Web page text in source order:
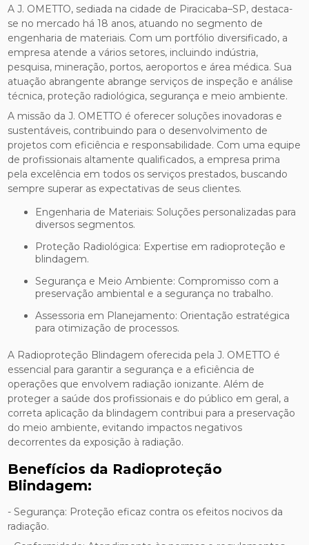
A J. OMETTO, sediada na cidade de Piracicaba–SP, destaca-
se no mercado há 18 anos, atuando no segmento de
engenharia de materiais. Com um portfólio diversificado, a
empresa atende a vários setores, incluindo indústria,
pesquisa, mineração, portos, aeroportos e área médica. Sua
atuação abrangente abrange serviços de inspeção e análise
técnica, proteção radiológica, segurança e meio ambiente.
A missão da J. OMETTO é oferecer soluções inovadoras e
sustentáveis, contribuindo para o desenvolvimento de
projetos com eficiência e responsabilidade. Com uma equipe
de profissionais altamente qualificados, a empresa prima
pela excelência em todos os serviços prestados, buscando
sempre superar as expectativas de seus clientes.
Engenharia de Materiais: Soluções personalizadas para
diversos segmentos.
Proteção Radiológica: Expertise em radioproteção e
blindagem.
Segurança e Meio Ambiente: Compromisso com a
preservação ambiental e a segurança no trabalho.
Assessoria em Planejamento: Orientação estratégica
para otimização de processos.
A Radioproteção Blindagem oferecida pela J. OMETTO é
essencial para garantir a segurança e a eficiência de
operações que envolvem radiação ionizante. Além de
proteger a saúde dos profissionais e do público em geral, a
correta aplicação da blindagem contribui para a preservação
do meio ambiente, evitando impactos negativos
decorrentes da exposição à radiação.
Benefícios da Radioproteção
Blindagem:
- Segurança: Proteção eficaz contra os efeitos nocivos da
radiação.